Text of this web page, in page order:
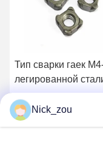
Тип сварки гаек
легированной
ранга 4,8 для
конструкции
Nick_zou